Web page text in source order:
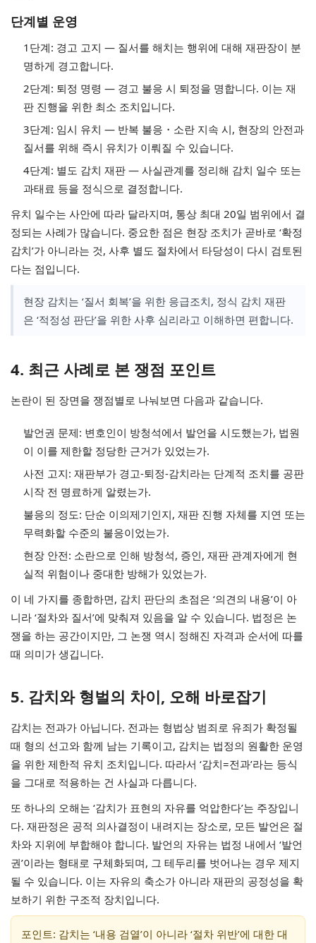
단계별 운영
1단계: 경고 고지 — 질서를 해치는 행위에 대해 재판장이 분
명하게 경고합니다.
2단계: 퇴정 명령 — 경고 불응 시 퇴정을 명합니다. 이는 재
판 진행을 위한 최소 조치입니다.
3단계: 임시 유치 — 반복 불응・소란 지속 시, 현장의 안전과
질서를 위해 즉시 유치가 이뤄질 수 있습니다.
4단계: 별도 감치 재판 — 사실관계를 정리해 감치 일수 또는
과태료 등을 정식으로 결정합니다.
유치 일수는 사안에 따라 달라지며, 통상 최대 20일 범위에서 결
정되는 사례가 많습니다. 중요한 점은 현장 조치가 곧바로 ‘확정
감치’가 아니라는 것, 사후 별도 절차에서 타당성이 다시 검토된
다는 점입니다.
현장 감치는 ‘질서 회복’을 위한 응급조치, 정식 감치 재판
은 ‘적정성 판단’을 위한 사후 심리라고 이해하면 편합니다.
4. 최근 사례로 본 쟁점 포인트
논란이 된 장면을 쟁점별로 나눠보면 다음과 같습니다.
발언권 문제: 변호인이 방청석에서 발언을 시도했는가, 법원
이 이를 제한할 정당한 근거가 있었는가.
사전 고지: 재판부가 경고-퇴정-감치라는 단계적 조치를 공판
시작 전 명료하게 알렸는가.
불응의 정도: 단순 이의제기인지, 재판 진행 자체를 지연 또는
무력화할 수준의 불응이었는가.
현장 안전: 소란으로 인해 방청석, 증인, 재판 관계자에게 현
실적 위험이나 중대한 방해가 있었는가.
이 네 가지를 종합하면, 감치 판단의 초점은 ‘의견의 내용’이 아
니라 ‘절차와 질서’에 맞춰져 있음을 알 수 있습니다. 법정은 논
쟁을 하는 공간이지만, 그 논쟁 역시 정해진 자격과 순서에 따를
때 의미가 생깁니다.
5. 감치와 형벌의 차이, 오해 바로잡기
감치는 전과가 아닙니다. 전과는 형법상 범죄로 유죄가 확정될
때 형의 선고와 함께 남는 기록이고, 감치는 법정의 원활한 운영
을 위한 제한적 유치 조치입니다. 따라서 ‘감치=전과’라는 등식
을 그대로 적용하는 건 사실과 다릅니다.
또 하나의 오해는 ‘감치가 표현의 자유를 억압한다’는 주장입니
다. 재판정은 공적 의사결정이 내려지는 장소로, 모든 발언은 절
차와 지위에 부합해야 합니다. 발언의 자유는 법정 내에서 ‘발언
권’이라는 형태로 구체화되며, 그 테두리를 벗어나는 경우 제지
될 수 있습니다. 이는 자유의 축소가 아니라 재판의 공정성을 확
보하기 위한 구조적 장치입니다.
포인트: 감치는 ‘내용 검열’이 아니라 ‘절차 위반’에 대한 대